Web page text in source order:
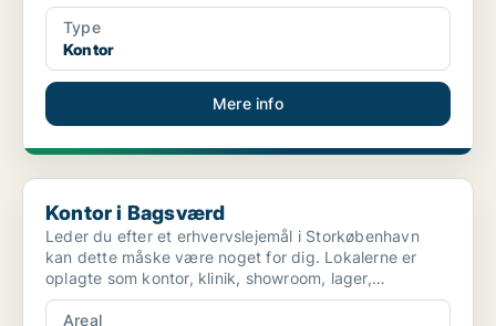
Type
Kontor
Mere info
Kontor i Bagsværd
Kontor i Bagsværd
Leder du efter et erhvervslejemål i Storkøbenhavn
kan dette måske være noget for dig. Lokalerne er
oplagte som kontor, klinik, showroom, lager,
virksomhedsad...
Areal